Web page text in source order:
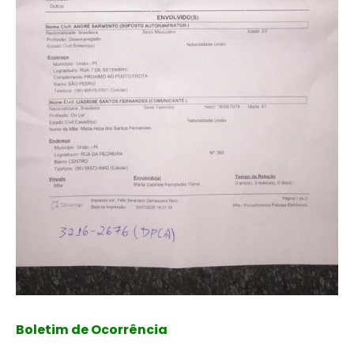
Boletim de Ocorrência